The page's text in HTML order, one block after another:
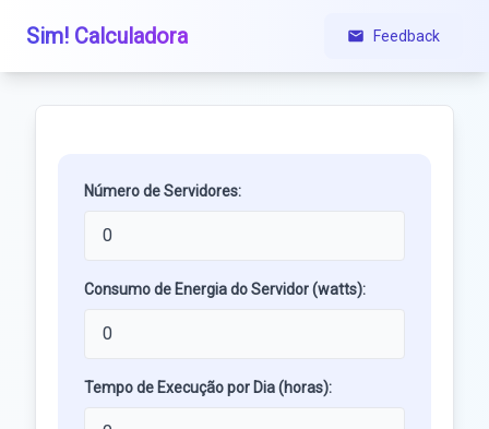
Sim! Calculadora Feedback
Número de Servidores:
Consumo de Energia do Servidor (watts):
Tempo de Execução por Dia (horas):